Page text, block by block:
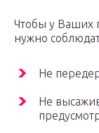
Чтобы у Ваших
нужно
Не
Не